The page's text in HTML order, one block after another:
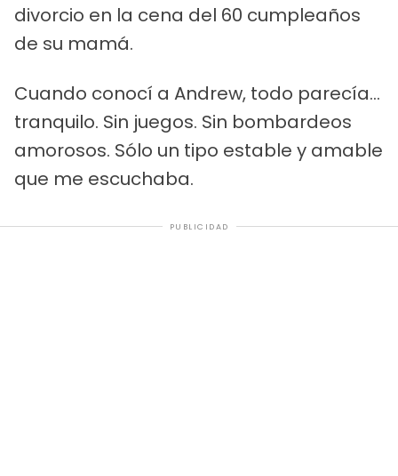
divorcio en la cena del 60 cumpleaños
de su mamá.
Cuando conocí a Andrew, todo parecía...
tranquilo. Sin juegos. Sin bombardeos
amorosos. Sólo un tipo estable y amable
que me escuchaba.
PUBLICIDAD